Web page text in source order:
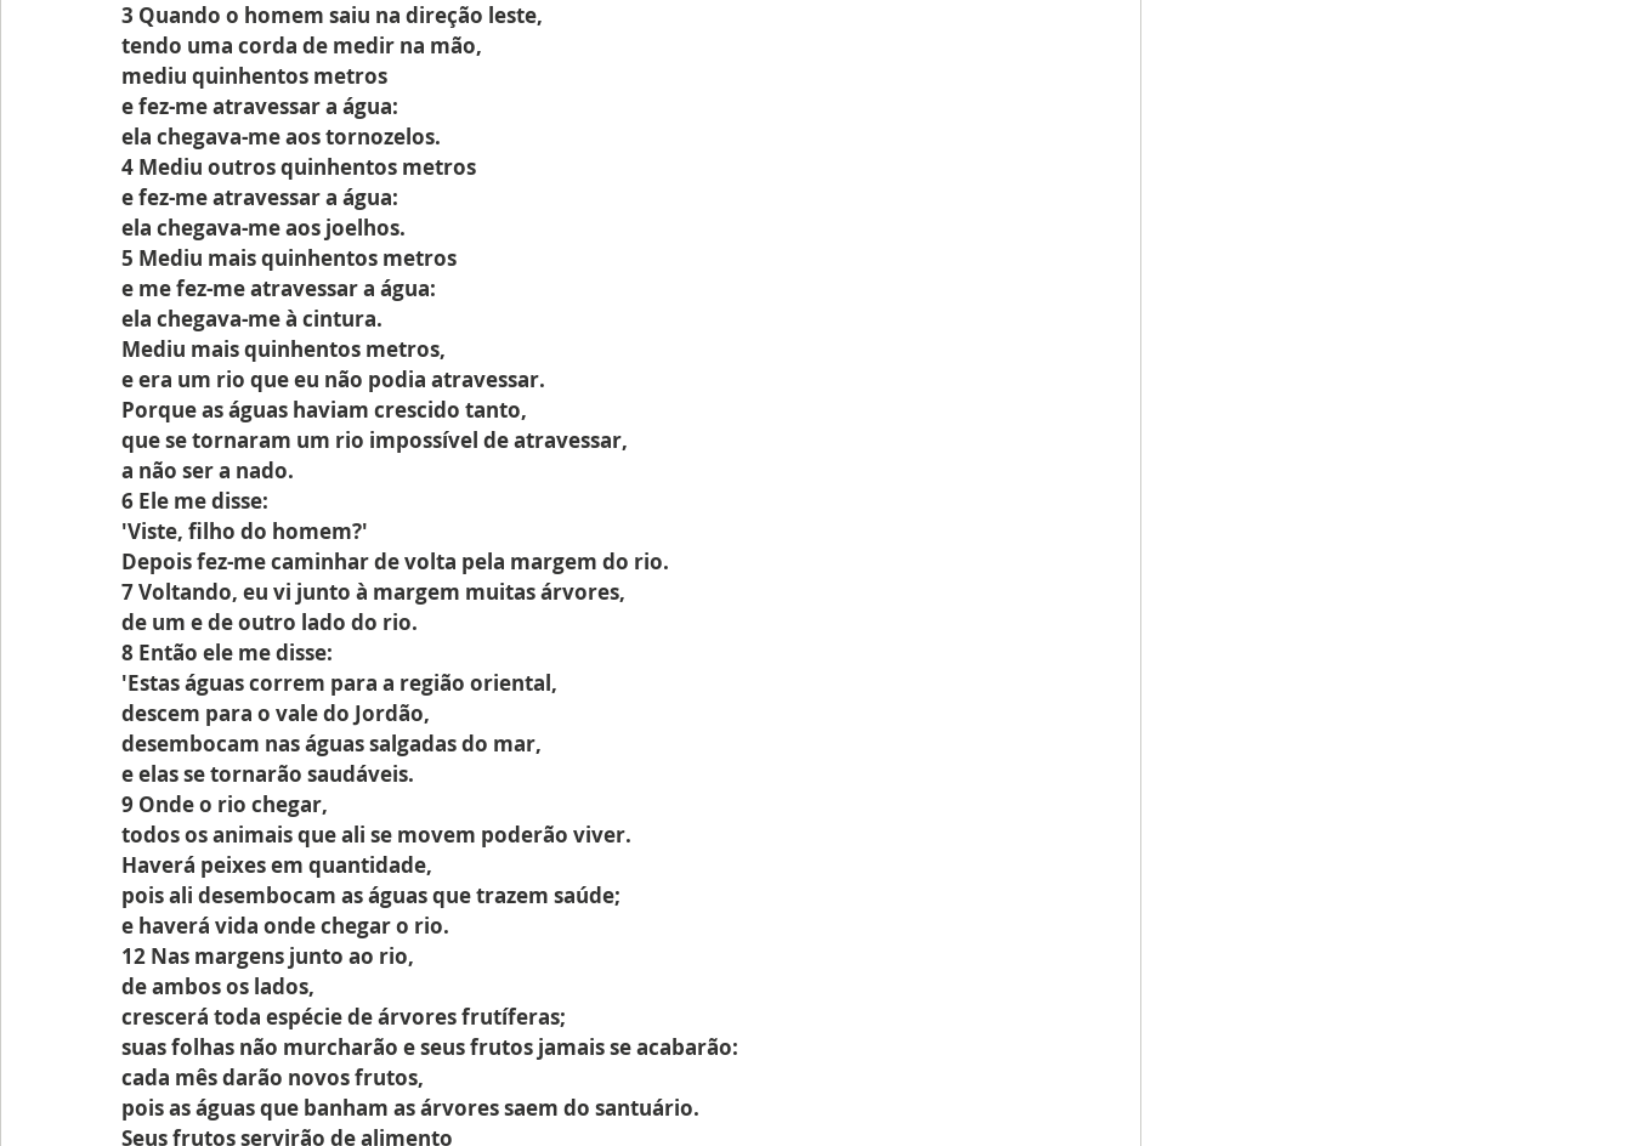
3 Quando o homem saiu na direção leste,
tendo uma corda de medir na mão,
mediu quinhentos metros
e fez-me atravessar a água:
ela chegava-me aos tornozelos.
4 Mediu outros quinhentos metros
e fez-me atravessar a água:
ela chegava-me aos joelhos.
5 Mediu mais quinhentos metros
e me fez-me atravessar a água:
ela chegava-me à cintura.
Mediu mais quinhentos metros,
e era um rio que eu não podia atravessar.
Porque as águas haviam crescido tanto,
que se tornaram um rio impossível de atravessar,
a não ser a nado.
6 Ele me disse:
'Viste, filho do homem?'
Depois fez-me caminhar de volta pela margem do rio.
7 Voltando, eu vi junto à margem muitas árvores,
de um e de outro lado do rio.
8 Então ele me disse:
'Estas águas correm para a região oriental,
descem para o vale do Jordão,
desembocam nas águas salgadas do mar,
e elas se tornarão saudáveis.
9 Onde o rio chegar,
todos os animais que ali se movem poderão viver.
Haverá peixes em quantidade,
pois ali desembocam as águas que trazem saúde;
e haverá vida onde chegar o rio.
12 Nas margens junto ao rio,
de ambos os lados,
crescerá toda espécie de árvores frutíferas;
suas folhas não murcharão e seus frutos jamais se acabarão:
cada mês darão novos frutos,
pois as águas que banham as árvores saem do santuário.
Seus frutos servirão de alimento